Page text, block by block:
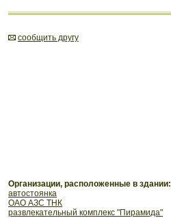
cообщить другу
Организации, расположенные в здании:
автостоянка
ОАО АЗС ТНК
развлекательный комплекс "Пирамида"